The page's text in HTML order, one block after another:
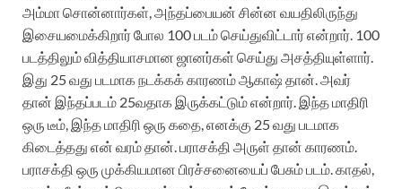
அம்மா சொன்னார்கள், அந்தப்பையன் சின்ன வயதிலிருந்து
இசையமைக்கிறார் போல 100 படம் செய்துவிட்டார் என்றார். 100
படத்திலும் வித்தியாசமான ஜானர்கள் செய்து அசத்தியுள்ளார்.
இது 25 வது படமாக நடக்கக் காரணம் ஆகாஷ் தான். அவர்
தான் இந்தப்படம் 25வதாக இருக்கட்டும் என்றார். இந்த மாதிரி
ஒரு டீம், இந்த மாதிரி ஒரு கதை, எனக்கு 25 வது படமாக
கிடைத்தது என் வரம் தான். பராசக்தி அருள் தான் காரணம்.
பராசக்தி ஒரு முக்கியமான பிரச்சனையைப் பேசும் படம். காதல்,